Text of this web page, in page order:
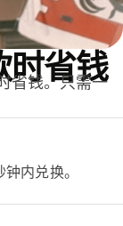
时省钱
省钱。只需一
内兑换。